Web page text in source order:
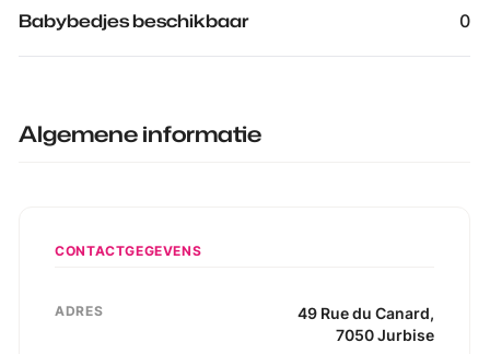
Babybedjes beschikbaar 0
Algemene informatie
CONTACTGEGEVENS
ADRES 49 Rue du Canard,
7050 Jurbise